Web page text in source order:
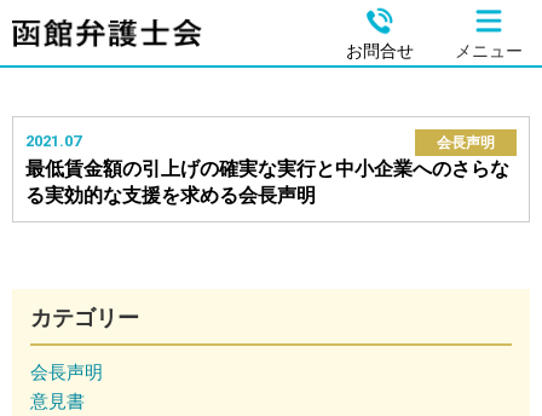
お問合せ メニュー
2021.07 会長声明
最低賃金額の引上げの確実な実行と中小企業へのさらな
る実効的な支援を求める会長声明
カテゴリー
会長声明
意見書